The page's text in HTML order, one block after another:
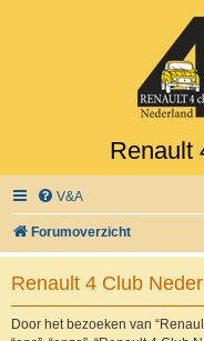
Renault
V&A
Forumoverzicht
Renault 4 Club
Door het bezoeken van